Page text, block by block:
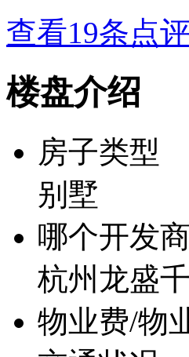
查看19条点评
楼盘介绍
房子类型
别墅
哪个开发商
杭州龙盛
物业费/物